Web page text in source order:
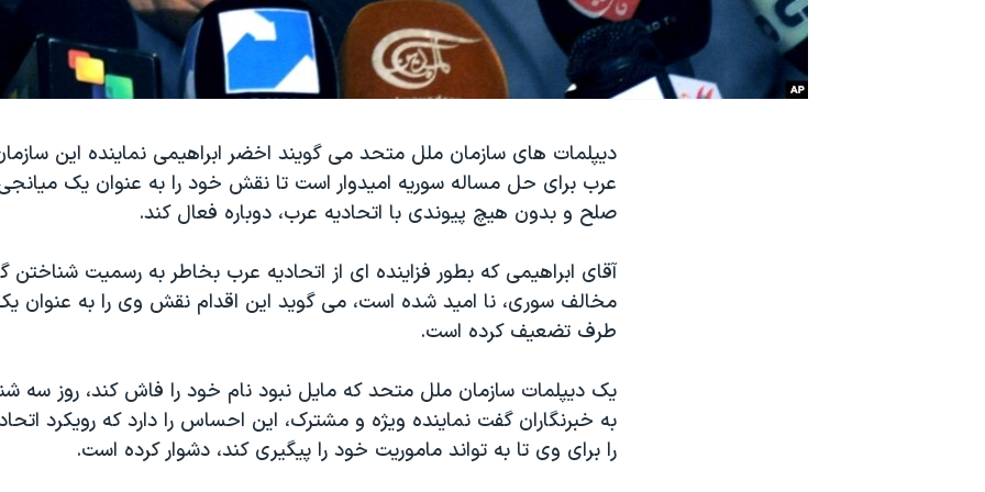
نرگس محمدی برنده جایزه نوبل صلح
همایش محافظه‌کاران آمریکا «سی‌پک»
دیپلمات های سازمان ملل متحد می گویند اخضر ابراهیمی نماینده این
عرب برای حل مساله سوریه امیدوار است تا نقش خود را به عنوان یک
صلح و بدون هیچ پیوندی با اتحادیه عرب، دوباره فعال کند.
آقای ابراهیمی که بطور فزاینده ای از اتحادیه عرب بخاطر به رسمیت شناختن
مخالف سوری، نا امید شده است، می گوید این اقدام نقش وی را به عنوان
طرف تضعیف کرده است.
یک دیپلمات سازمان ملل متحد که مایل نبود نام خود را فاش کند، روز سه
به خبرنگاران گفت نماینده ویژه و مشترک، این احساس را دارد که رویکرد
را برای وی تا به تواند ماموریت خود را پیگیری کند، دشوار کرده است.